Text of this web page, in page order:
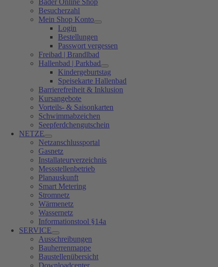
Bäder Online Shop
Besucherzahl
Mein Shop Konto
Login
Bestellungen
Passwort vergessen
Freibad | Brandlbad
Hallenbad | Parkbad
Kindergeburtstag
Speisekarte Hallenbad
Barrierefreiheit & Inklusion
Kursangebote
Vorteils- & Saisonkarten
Schwimmabzeichen
Seepferdchengutschein
NETZE
Netzanschlussportal
Gasnetz
Installateurverzeichnis
Messstellenbetrieb
Planauskunft
Smart Metering
Stromnetz
Wärmenetz
Wassernetz
Informationstool §14a
SERVICE
Ausschreibungen
Bauherrenmappe
Baustellenübersicht
Downloadcenter